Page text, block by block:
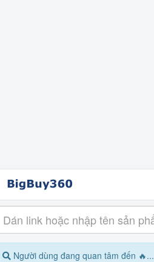
Người dùng đang quan tâm đến 🔥...